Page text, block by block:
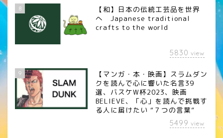
8
【和】日本の伝統工芸品を世界
へ Japanese traditional
crafts to the world
5830 view
9
【マンガ・本・映画】スラムダン
クを読んで心に響いた名言39
選、バスケW杯2023、映画
BELIEVE、「心」を読んで挑戦す
る人に届けたい “７つの言葉”
5499 view